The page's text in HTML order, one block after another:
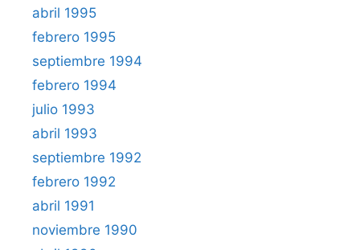
abril 1995
febrero 1995
septiembre 1994
febrero 1994
julio 1993
abril 1993
septiembre 1992
febrero 1992
abril 1991
noviembre 1990